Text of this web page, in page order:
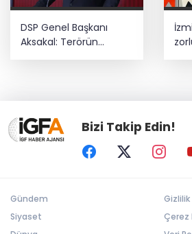
DSP Genel Başkanı
Aksakal: Terörün
bitirilmesi iradesine
Bizi Takip Edin!
Gündem
Siyaset
Gizlilik
Çerez